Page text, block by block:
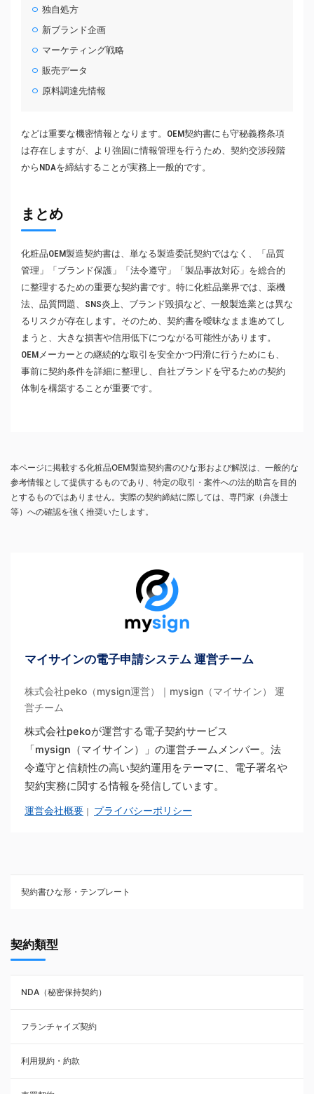
独自処方
新ブランド企画
マーケティング戦略
販売データ
原料調達先情報
などは重要な機密情報となります。OEM契約書にも守秘義務条項
は存在しますが、より強固に情報管理を行うため、契約交渉段階
からNDAを締結することが実務上一般的です。
まとめ
化粧品OEM製造契約書は、単なる製造委託契約ではなく、「品質
管理」「ブランド保護」「法令遵守」「製品事故対応」を総合的
に整理するための重要な契約書です。特に化粧品業界では、薬機
法、品質問題、SNS炎上、ブランド毀損など、一般製造業とは異な
るリスクが存在します。そのため、契約書を曖昧なまま進めてし
まうと、大きな損害や信用低下につながる可能性があります。
OEMメーカーとの継続的な取引を安全かつ円滑に行うためにも、
事前に契約条件を詳細に整理し、自社ブランドを守るための契約
体制を構築することが重要です。
本ページに掲載する化粧品OEM製造契約書のひな形および解説は、一般的な
参考情報として提供するものであり、特定の取引・案件への法的助言を目的
とするものではありません。実際の契約締結に際しては、専門家（弁護士
等）への確認を強く推奨いたします。
マイサインの電子申請システム 運営チーム
株式会社peko（mysign運営）｜mysign（マイサイン） 運
営チーム
株式会社pekoが運営する電子契約サービス
「mysign（マイサイン）」の運営チームメンバー。法
令遵守と信頼性の高い契約運用をテーマに、電子署名や
契約実務に関する情報を発信しています。
運営会社概要 ｜ プライバシーポリシー
契約書ひな形・テンプレート
NDA（秘密保持契約）
業務委託契約
利用規約・約款
覚書・合意書・同意書
契約類型
NDA（秘密保持契約）
フランチャイズ契約
利用規約・約款